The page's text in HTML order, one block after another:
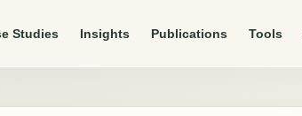
Studies Insights Publications Tools